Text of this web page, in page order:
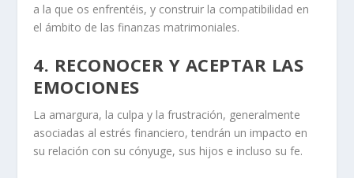
a la que os enfrentéis, y construir la compatibilidad en
el ámbito de las finanzas matrimoniales.
4. RECONOCER Y ACEPTAR LAS
EMOCIONES
La amargura, la culpa y la frustración, generalmente
asociadas al estrés financiero, tendrán un impacto en
su relación con su cónyuge, sus hijos e incluso su fe.